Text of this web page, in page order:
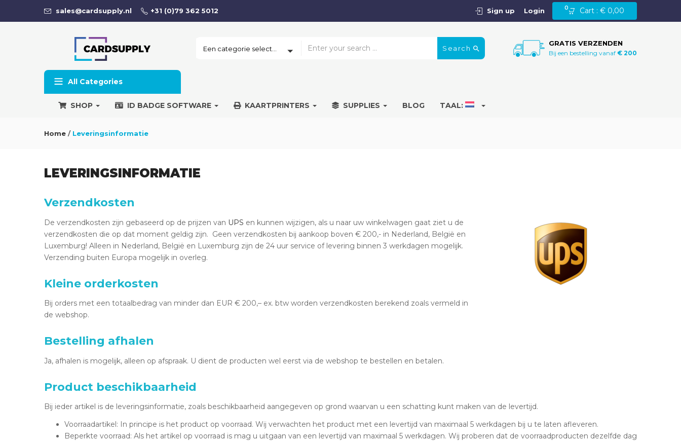
sales@cardsupply.nl +31 (0)79 362 5012 Cart : € 0,00
0
Sign up Login
Search
GRATIS VERZENDEN
Bij een bestelling vanaf € 200
All Categories
SHOP ID BADGE SOFTWARE KAARTPRINTERS SUPPLIES BLOG TAAL:
Home / Leveringsinformatie
LEVERINGSINFORMATIE
Verzendkosten
De verzendkosten zijn gebaseerd op de prijzen van UPS en kunnen wijzigen, als u naar uw winkelwagen gaat ziet u de
verzendkosten die op dat moment geldig zijn. Geen verzendkosten bij aankoop boven € 200,- in Nederland, België en
Luxemburg! Alleen in Nederland, België en Luxemburg zijn de 24 uur service of levering binnen 3 werkdagen mogelijk.
Verzending buiten Europa mogelijk in overleg.
Kleine orderkosten
Bij orders met een totaalbedrag van minder dan EUR € 200,– ex. btw worden verzendkosten berekend zoals vermeld in
de webshop.
Bestelling afhalen
Ja, afhalen is mogelijk, alleen op afspraak. U dient de producten wel eerst via de webshop te bestellen en betalen.
Product beschikbaarheid
Bij ieder artikel is de leveringsinformatie, zoals beschikbaarheid aangegeven op grond waarvan u een schatting kunt maken van de levertijd.
Voorraadartikel: In principe is het product op voorraad. Wij verwachten het product met een levertijd van maximaal 5 werkdagen bij u te laten afleveren.
Beperkte voorraad: Als het artikel op voorraad is mag u uitgaan van een levertijd van maximaal 5 werkdagen. Wij proberen dat de voorraadproducten dezelfde dag